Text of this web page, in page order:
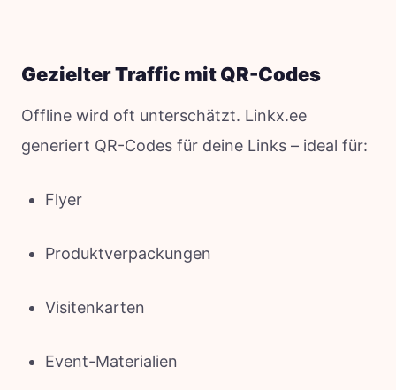
Gezielter Traffic mit QR-Codes
Offline wird oft unterschätzt. Linkx.ee
generiert QR-Codes für deine Links – ideal für:
Flyer
Produktverpackungen
Visitenkarten
Event-Materialien